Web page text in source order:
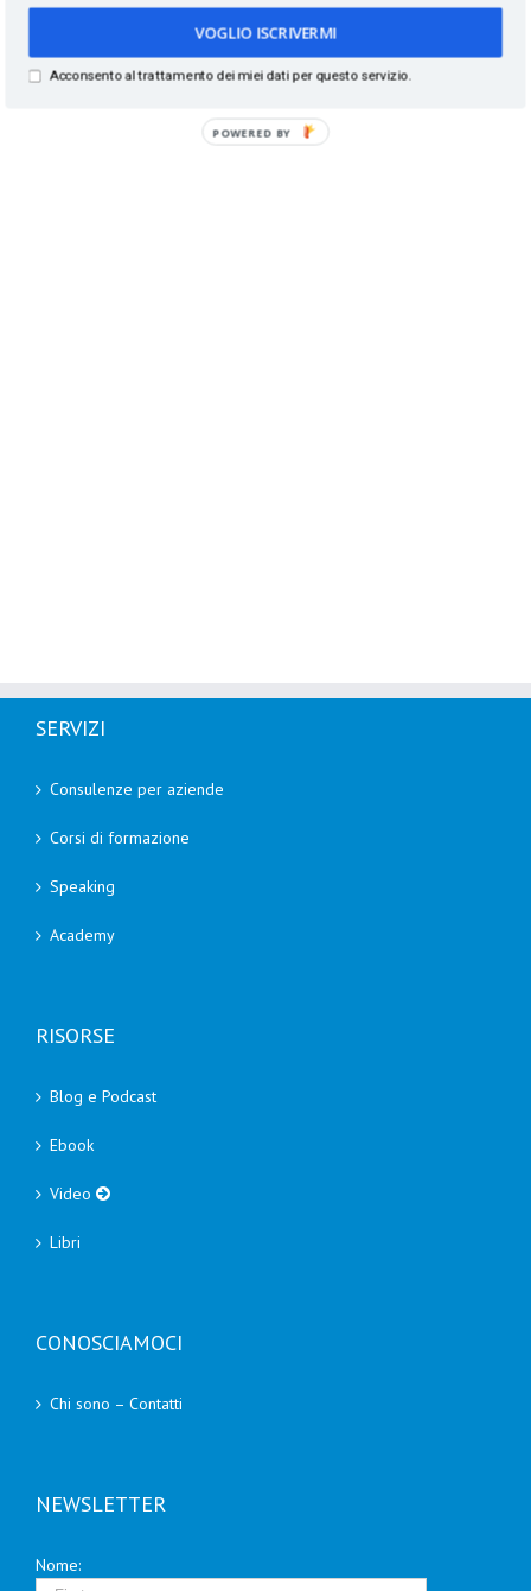
SERVIZI
Consulenze per aziende
Corsi di formazione
Speaking
Academy
RISORSE
Blog e Podcast
Ebook
Video
Libri
CONOSCIAMOCI
Chi sono – Contatti
NEWSLETTER
Nome:
VOGLIO ISCRIVERMI
Acconsento al trattamento dei miei dati per questo servizio.
POWERED BY